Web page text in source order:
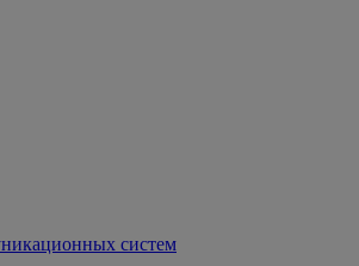
систем